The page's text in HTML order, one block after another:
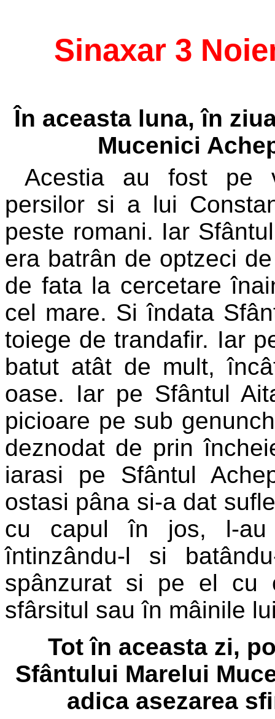
Sinaxar 3
În aceasta luna, în
Mucenici
Acestia au fost pe
persilor si a lui
peste romani. Iar
era batrân de optzeci
de fata la cercetare
cel mare. Si îndata
toiege de trandafir. Iar
batut atât de mult,
oase. Iar pe Sfântul
picioare pe sub
deznodat de prin
iarasi pe Sfântul
ostasi pâna si-a dat
cu capul în jos, l-
întinzându-l si
spânzurat si pe el
sfârsitul sau în mâinile
Tot în aceasta zi,
Sfântului Marelui
adica asezarea